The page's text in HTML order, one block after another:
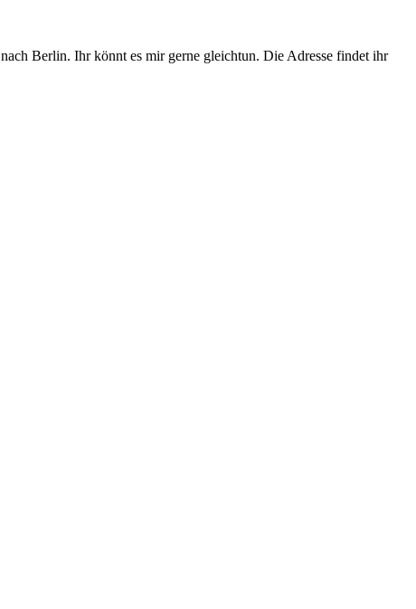
nach Berlin. Ihr könnt es mir gerne gleichtun. Die Adresse findet ihr